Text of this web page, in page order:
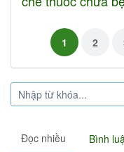
1 2
Đọc nhiều Bình